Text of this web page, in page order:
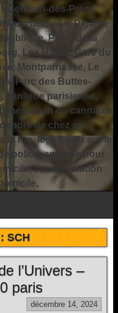
Germain-des-Prés,
Quartier Latin, Pigalle,
Place de la
Les Halles, Gare du
Montparnasse, Le
Parc des Buttes-
banlieue parisienne,
du cannabis
de chez soi,
la rue, législation sur le
police, amende pour
consommation
:SCH
l’Univers –
paris
décembre 14, 2024